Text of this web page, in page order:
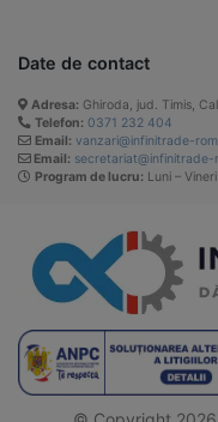
Date de contact
Adresa: Ghiroda, jud. Timis,
Telefon: 0371 232 404
Email: vanzari@infinitrade-
Email: secretariat@infinitrade-
Program de lucru: Luni –